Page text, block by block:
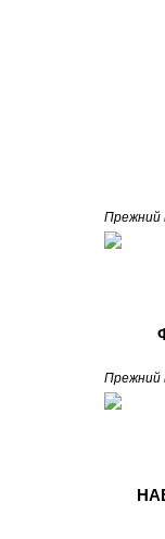
Прежний
Прежний